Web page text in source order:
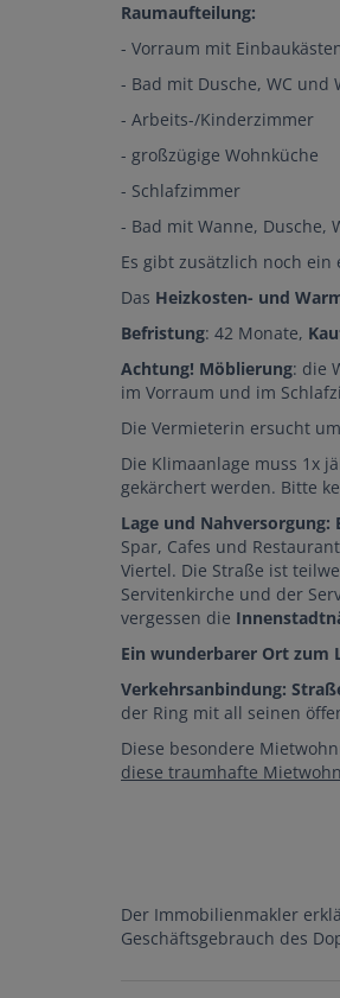
Raumaufteilung:
- Vorraum mit
- Bad mit Dusche, WC und
- Arbeits-/Kinderzimmer
- großzügige Wohnküche
- Schlafzimmer
- Bad mit Wanne, Dusche,
Es gibt zusätzlich noch
Das Heizkosten- und
Befristung: 42 Monate,
Achtung! Möblierung: die
im Vorraum und im
Die Vermieterin ersucht
Die Klimaanlage muss 1x
gekärchert werden. Bitte
Lage und Nahversorgung:
Spar, Cafes und
Viertel. Die Straße ist
Servitenkirche und der
vergessen die
Ein wunderbarer Ort zum
Verkehrsanbindung:
der Ring mit all seinen
Diese besondere
diese traumhafte
Der Immobilienmakler
Geschäftsgebrauch des